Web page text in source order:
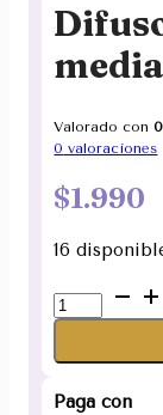
Valorado con0
0 valoraciones
$1.990
16
Difusor
de
Verde
Paga con